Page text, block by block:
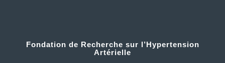
Fondation de Recherche sur l’Hypertension
Artérielle